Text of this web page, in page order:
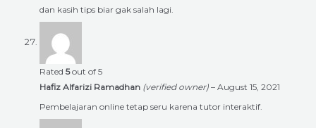
dan kasih tips biar gak salah lagi.
Rated 5out of 5
Hafiz Alfarizi Ramadhan (verified owner) – August 15, 2021
Pembelajaran online tetap seru karena tutor interaktif.